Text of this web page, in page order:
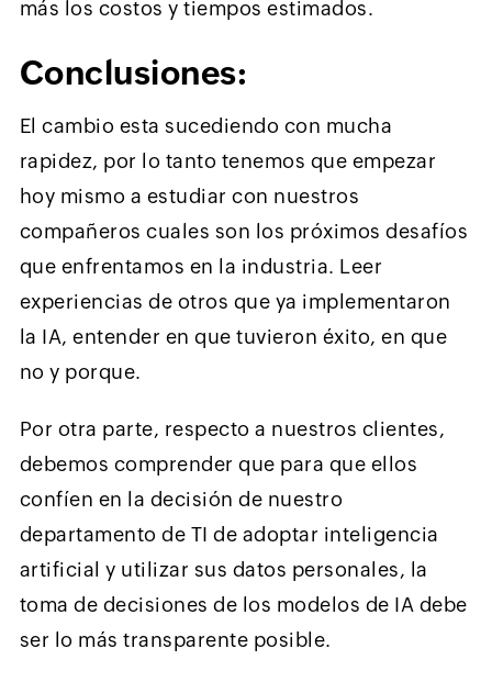
más los costos y tiempos estimados.
Conclusiones:
El cambio esta sucediendo con mucha
rapidez, por lo tanto tenemos que empezar
hoy mismo a estudiar con nuestros
compañeros cuales son los próximos desafíos
que enfrentamos en la industria. Leer
experiencias de otros que ya implementaron
la IA, entender en que tuvieron éxito, en que
no y porque.
Por otra parte, respecto a nuestros clientes,
debemos comprender que para que ellos
confíen en la decisión de nuestro
departamento de TI de adoptar inteligencia
artificial y utilizar sus datos personales, la
toma de decisiones de los modelos de IA debe
ser lo más transparente posible.